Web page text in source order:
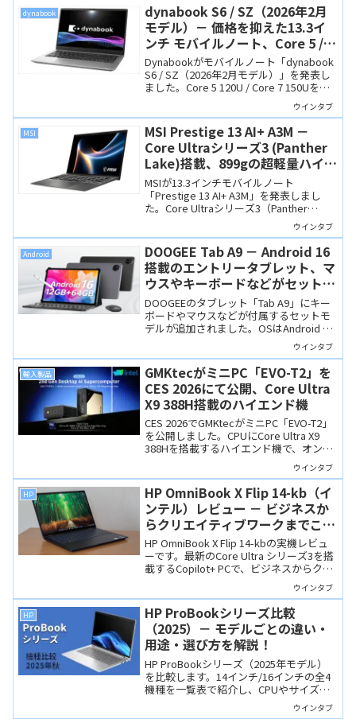
dynabook
dynabook S6 / SZ（2026年2月
モデル）－ 価格を抑えた13.3イ
ンチ モバイルノート、Core 5 /
Core 7搭載でディスプレイは
IGZO
Dynabookがモバイルノート「dynabook
S6 / SZ（2026年2月モデル）」を発表し
ました。Core 5 120U / Core 7 150Uを搭
載し、ディスプレイはIGZOパネル。
Dynabookモバイルノートの中では購入
しやすい価格なのが魅力。
ウインタブ
MSI
MSI Prestige 13 AI+ A3M －
Core Ultraシリーズ3 (Panther
Lake)搭載、899gの超軽量ハイエ
ンドモバイルノート
MSIが13.3インチモバイルノート
「Prestige 13 AI+ A3M」を発表しまし
た。Core Ultraシリーズ3（Panther
Lake）搭載のCopilot+ PCで、重量はわず
か899g。有機ELディスプレイも備えるハ
イエンドなモバイルノートです。
ウインタブ
Android
DOOGEE Tab A9 － Android 16
搭載のエントリータブレット、マ
ウスやキーボードなどがセットに
なって12,949円
DOOGEEのタブレット「Tab A9」にキー
ボードやマウスなどが付属するセットモ
デルが追加されました。OSはAndroid 16
で価格は12,949円。非常に安価な製品で
すが、用途を絞り込んだ使い方になると
思います。
ウインタブ
輸入製品
GMKtecがミニPC「EVO-T2」を
CES 2026にて公開、Core Ultra
X9 388H搭載のハイエンド機
CES 2026でGMKtecがミニPC「EVO-T2」
を公開しました。CPUにCore Ultra X9
388Hを搭載するハイエンド機で、オンデ
バイスAIやPCゲームなど幅広い領域で活
躍できそうな製品です。2026年第1四半期
に発売される予定。
ウインタブ
HP
HP OmniBook X Flip 14-kb（イ
ンテル）レビュー － ビジネスか
らクリエイティブワークまでこな
せるオールラウンドな2-in-1
Copilot+ PC
HP OmniBook X Flip 14-kbの実機レビュ
ーです。最新のCore Ultra シリーズ3を搭
載するCopilot+ PCで、ビジネスからクリ
エイティブワークまでこなせる高い完成
度になっています。有機ELの美しい発色
や驚異的なバッテリ持ちも魅力。
ウインタブ
HP
HP ProBookシリーズ比較
（2025）－ モデルごとの違い・
用途・選び方を解説！
HP ProBookシリーズ（2025年モデル）
を比較します。14インチ/16インチの全4
機種を一覧表で紹介し、CPUやサイズ、
用途に応じた選び方を解説します。HPの
法人向けノートPCはウインタブでも「お
ウインタブ